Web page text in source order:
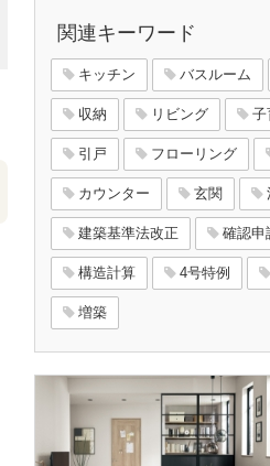
関連キーワード
キッチン バスルーム
収納 リビング 子
引戸 フローリング
カウンター 玄関
建築基準法改正 確認申
構造計算 4号特例
増築